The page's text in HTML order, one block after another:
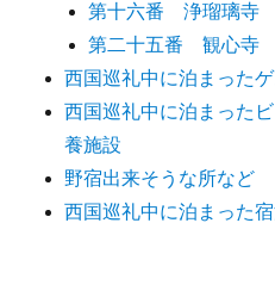
第十六番 浄瑠璃寺
第二十五番 観心寺
西国巡礼中に泊まった
西国巡礼中に泊まった
養施設
野宿出来そうな所など
西国巡礼中に泊まった